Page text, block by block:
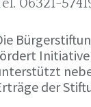
06321-
der